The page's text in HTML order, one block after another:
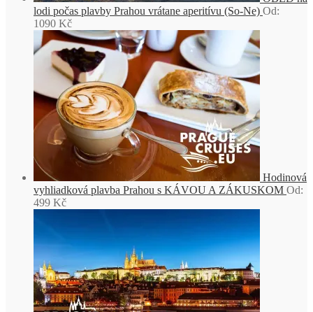
lodi počas plavby Prahou vrátane aperitívu (So-Ne) Od:
1090 Kč
Hodinová
vyhliadková plavba Prahou s KÁVOU A ZÁKUSKOM Od:
499 Kč